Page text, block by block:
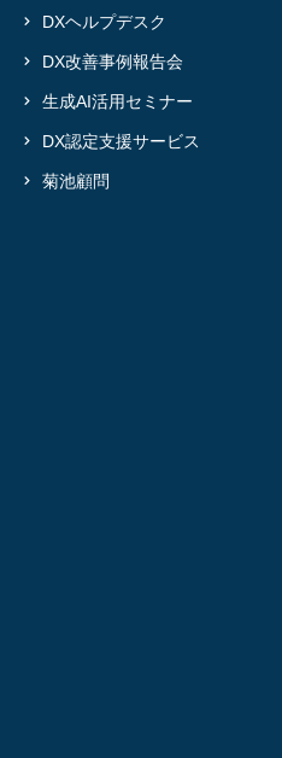
DXヘルプデスク
DX改善事例報告会
生成AI活用セミナー
DX認定支援サービス
菊池顧問